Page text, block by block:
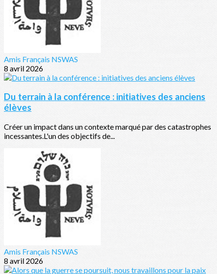
Amis Français NSWAS
8 avril 2026
Du terrain à la conférence : initiatives des anciens
élèves
Créer un impact dans un contexte marqué par des catastrophes
incessantes.L'un des objectifs de...
Amis Français NSWAS
8 avril 2026